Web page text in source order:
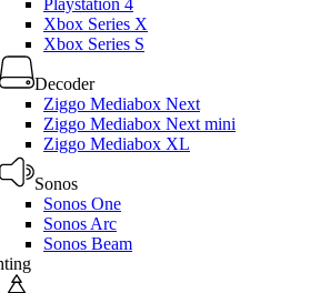
Playstation 4
Xbox Series X
Xbox Series S
Decoder
Ziggo Mediabox Next
Ziggo Mediabox Next mini
Ziggo Mediabox XL
Sonos
Sonos One
Sonos Arc
Sonos Beam